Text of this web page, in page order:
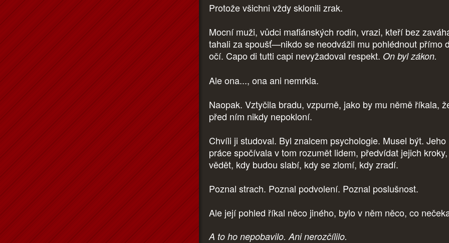
Protože všichni vždy sklonili zrak.
Mocní muži, vůdci mafiánských rodin, vrazi, kteří bez
tahali za spoušť—nikdo se neodvážil mu pohlédnout přímo
očí. Capo di tutti capi nevyžadoval respekt. On byl zákon.
Ale ona..., ona ani nemrkla.
Naopak. Vztyčila bradu, vzpurně, jako by mu němě říkala,
před ním nikdy nepokloní.
Chvíli ji studoval. Byl znalcem psychologie. Musel být. Jeho
práce spočívala v tom rozumět lidem, předvídat jejich kroky,
vědět, kdy budou slabí, kdy se zlomí, kdy zradí.
Poznal strach. Poznal podvolení. Poznal poslušnost.
Ale její pohled říkal něco jiného, bylo v něm něco, co
A to ho nepobavilo. Ani nerozčílilo.